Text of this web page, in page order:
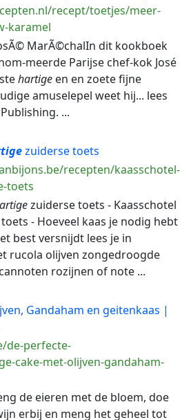
recept/toetjes/meer-
karamel
MarÃ©chalIn dit kookboek
meerde Parijse chef-kok José
hartige en en zoete fijne
amuselepel weet hij... lees
...
zuiderse toets
recepten/kaasschotel-
toets
zuiderse toets - Kaasschotel
- Hoeveel kaas je nodig hebt
best versnijdt lees je in
rucola olijven zongedroogde
rozijnen of note ...
Gandaham en geitenkaas |
de-perfecte-
cake-met-olijven-gandaham-
de eieren met de bloem, doe
erbij en meng het geheel tot